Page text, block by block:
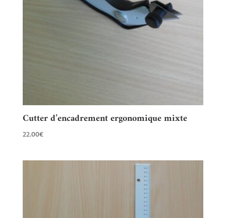
Cutter d’encadrement ergonomique mixte
22.00€